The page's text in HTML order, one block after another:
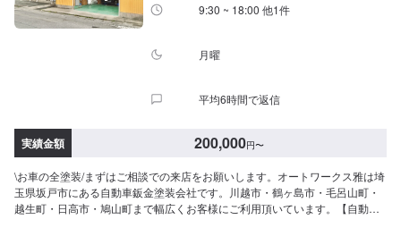
9:30 ~ 18:00 他1件
月曜
平均6時間で返信
実績金額 200,000円〜
\お車の全塗装/まずはご相談での来店をお願いします。オートワークス雅は埼
玉県坂戸市にある自動車鈑金塗装会社です。川越市・鶴ヶ島市・毛呂山町・
越生町・日高市・鳩山町まで幅広くお客様にご利用頂いています。【自動車